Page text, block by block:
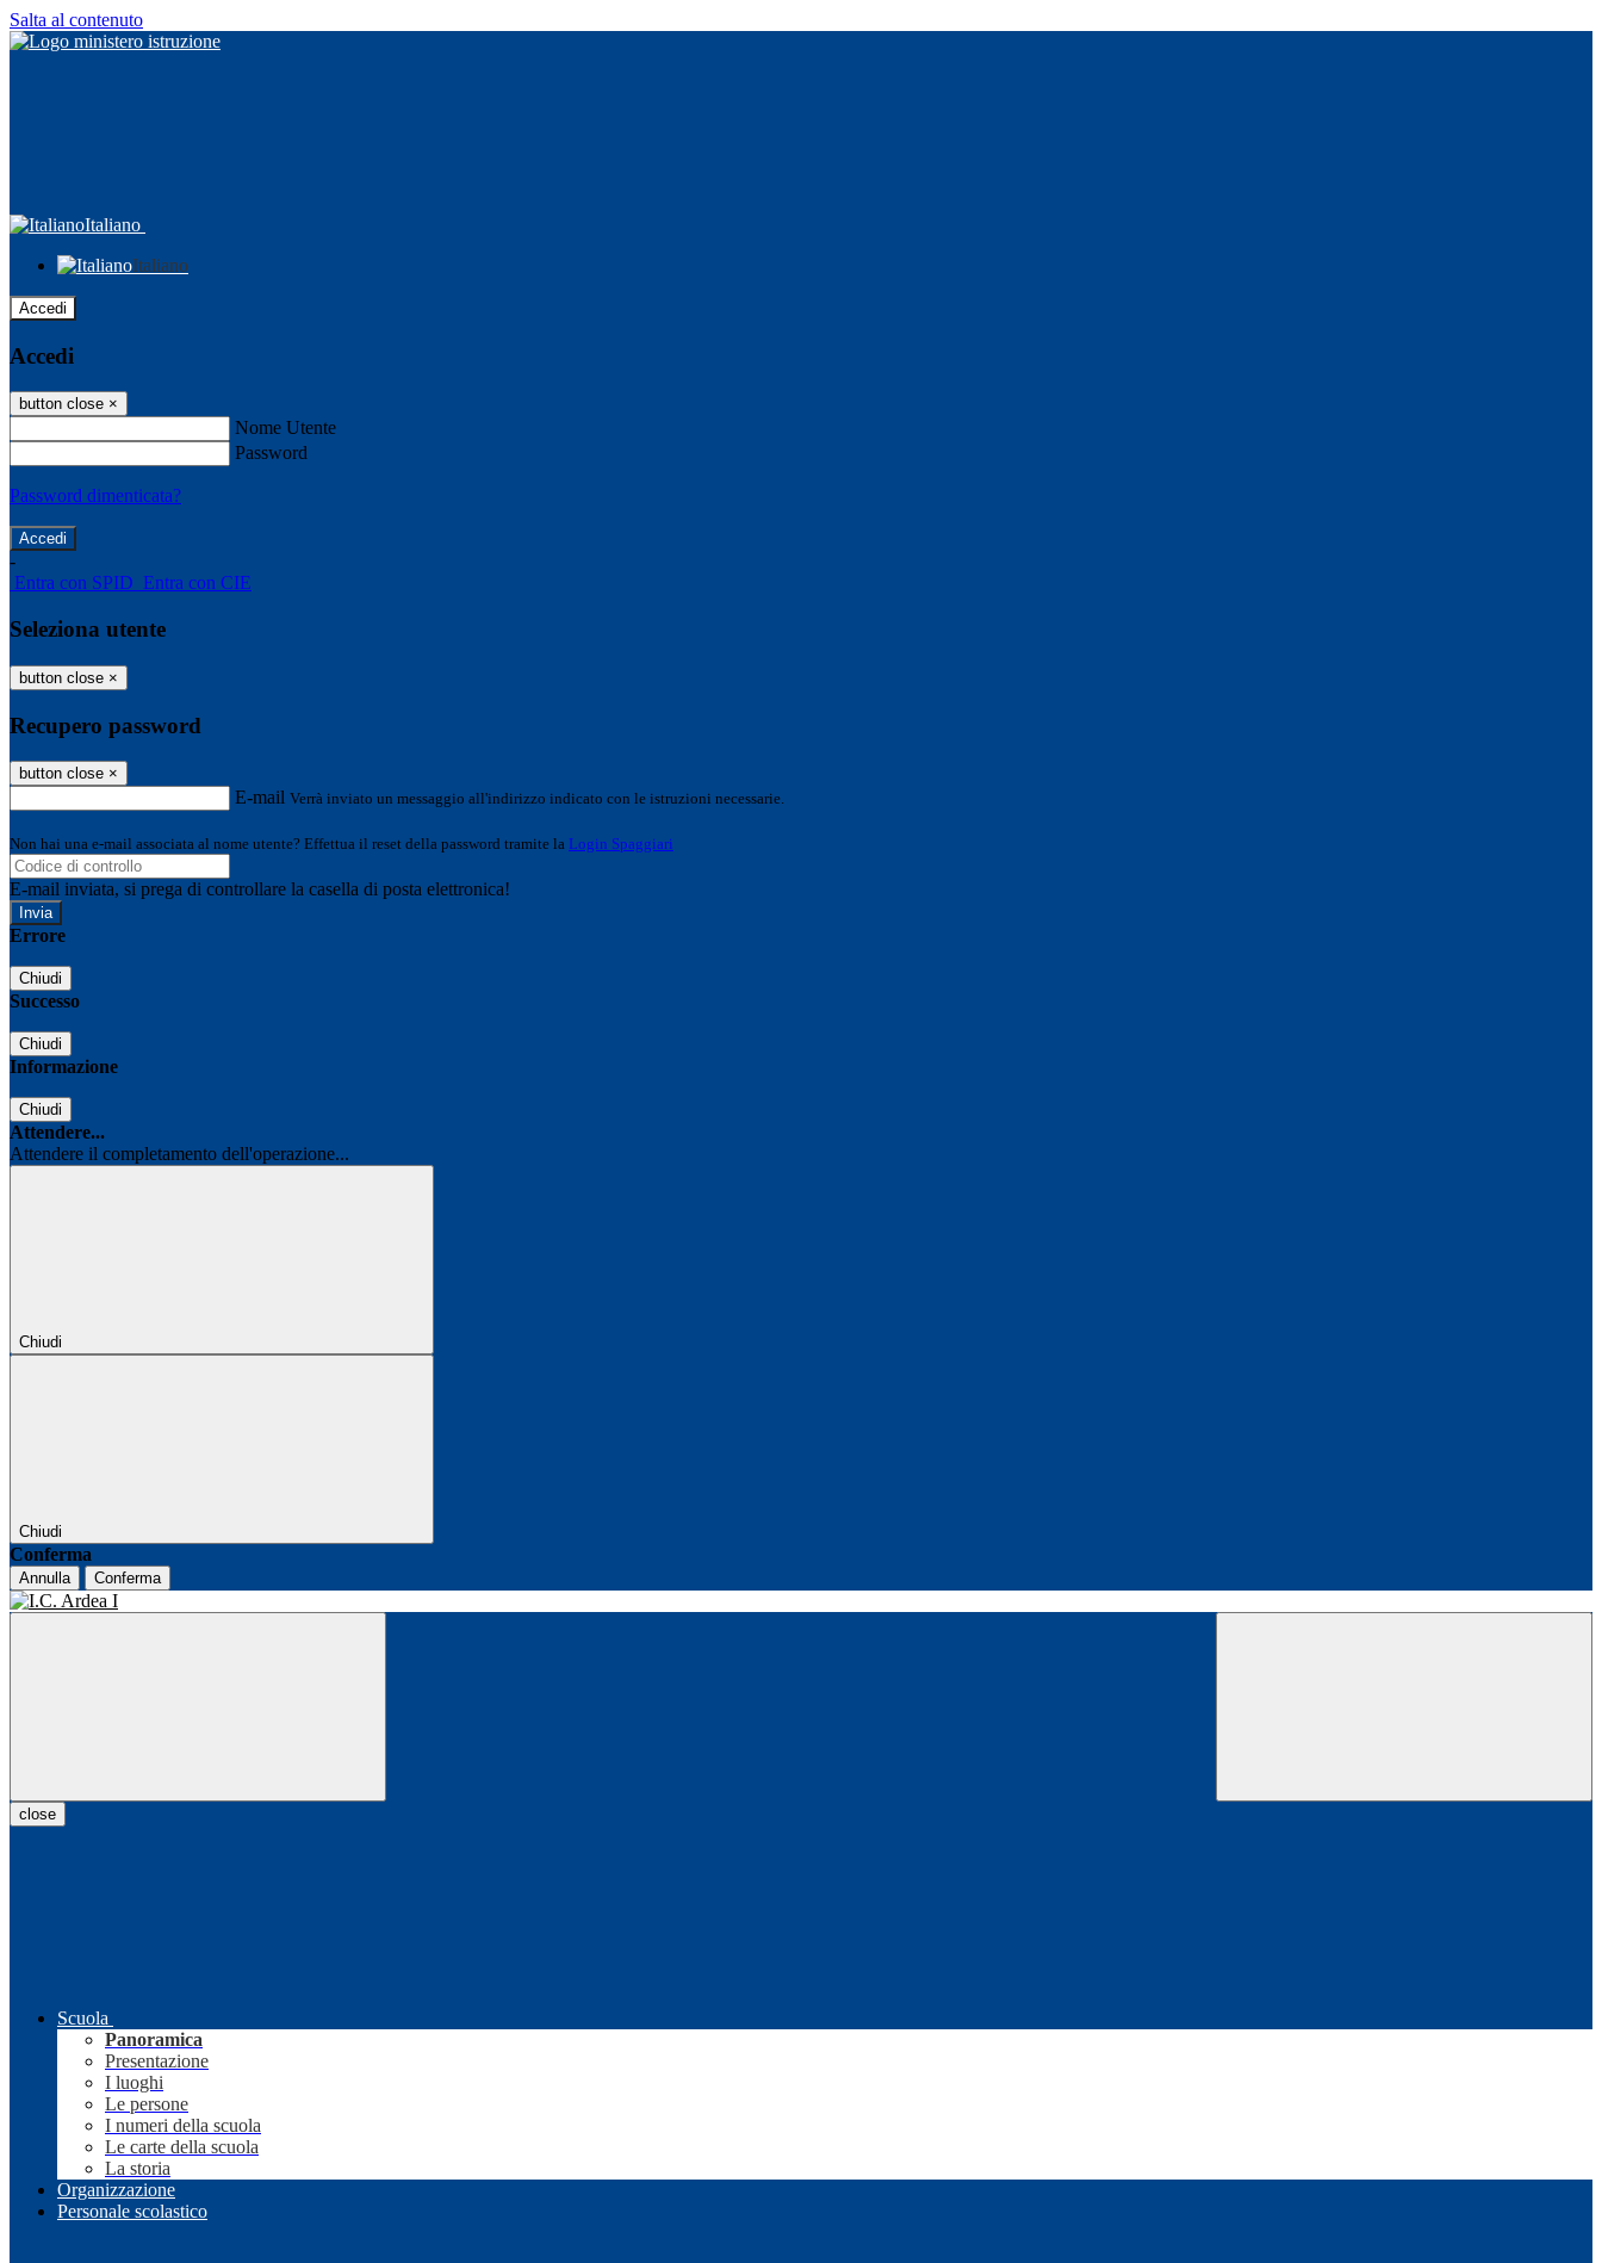
Salta al contenuto
Italiano
Italiano
Accedi
Accedi
button close ×
Nome Utente
Password
Password dimenticata?
-
Entra con SPID Entra con CIE
Seleziona utente
button close ×
Recupero password
button close ×
E-mail Verrà inviato un messaggio all'indirizzo indicato con le istruzioni necessarie.
Non hai una e-mail associata al nome utente? Effettua il reset della password tramite la Login Spaggiari
E-mail inviata, si prega di controllare la casella di posta elettronica!
Errore
Chiudi
Successo
Chiudi
Informazione
Chiudi
Attendere...
Attendere il completamento dell'operazione...
Chiudi
Chiudi
Conferma
Annulla Conferma
close
Scuola
Panoramica
Presentazione
I luoghi
Le persone
I numeri della scuola
Le carte della scuola
La storia
Organizzazione
Personale scolastico